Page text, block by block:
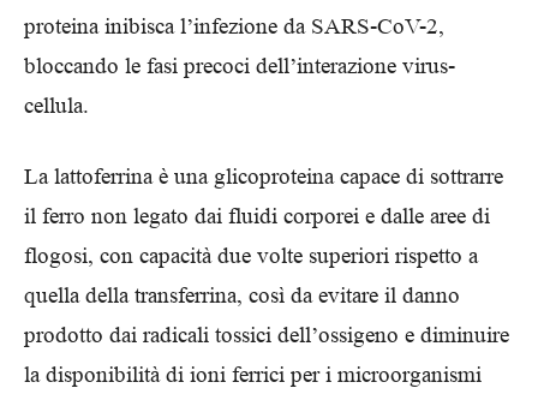
proteina inibisca l’infezione da SARS-CoV-2,
bloccando le fasi precoci dell’interazione virus-
cellula.
La lattoferrina è una glicoproteina capace di sottrarre
il ferro non legato dai fluidi corporei e dalle aree di
flogosi, con capacità due volte superiori rispetto a
quella della transferrina, così da evitare il danno
prodotto dai radicali tossici dell’ossigeno e diminuire
la disponibilità di ioni ferrici per i microorganismi